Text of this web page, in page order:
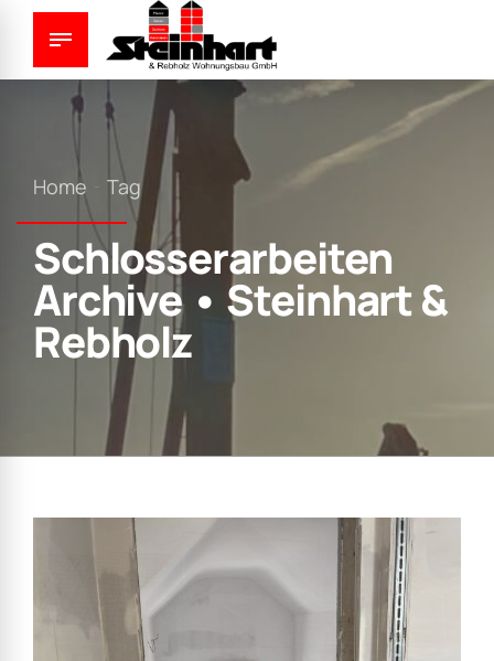
Home Tag
Schlosserarbeiten
Archive • Steinhart &
Rebholz